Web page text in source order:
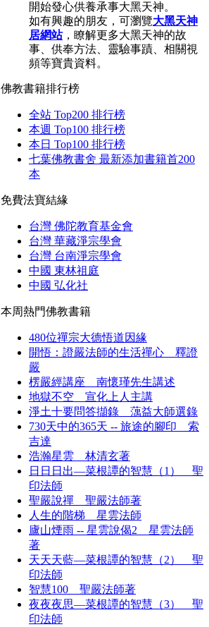
開始發心供養承事大黑天神。
如有興趣的朋友，可瀏覽大黑天神
居網站，瞭解更多大黑天神的故
事、供奉方法、靈驗事蹟、相關視
頻等寶貴資料。
佛教書籍排行榜
全站 Top200 排行榜
本週 Top100 排行榜
本日 Top100 排行榜
七葉佛教書舍 最新添加書籍首200
本
免費法寶結緣
台灣 佛陀教育基金會
台灣 華藏淨宗學會
台灣 台南淨宗學會
中國 東林祖庭
中國 弘化社
本周熱門佛教書籍
480位禪宗大德悟道因緣
開悟：證嚴法師的生活禪心 釋證
嚴
楞嚴經講座 南懷瑾先生講述
地獄不空 宣化上人主講
淨土十要問答擷錄 蕅益大師選錄
730天中的365天 -- 旅途的腳印 索
吉達
浩瀚星雲 林清玄著
日日日出—菜根譚的智慧（1） 聖
印法師
聖嚴說禪 聖嚴法師著
人生的階梯 星雲法師
廬山煙雨 -- 星雲說偈2 星雲法師
著
天天天藍—菜根譚的智慧（2） 聖
印法師
智慧100 聖嚴法師著
夜夜夜思—菜根譚的智慧（3） 聖
印法師